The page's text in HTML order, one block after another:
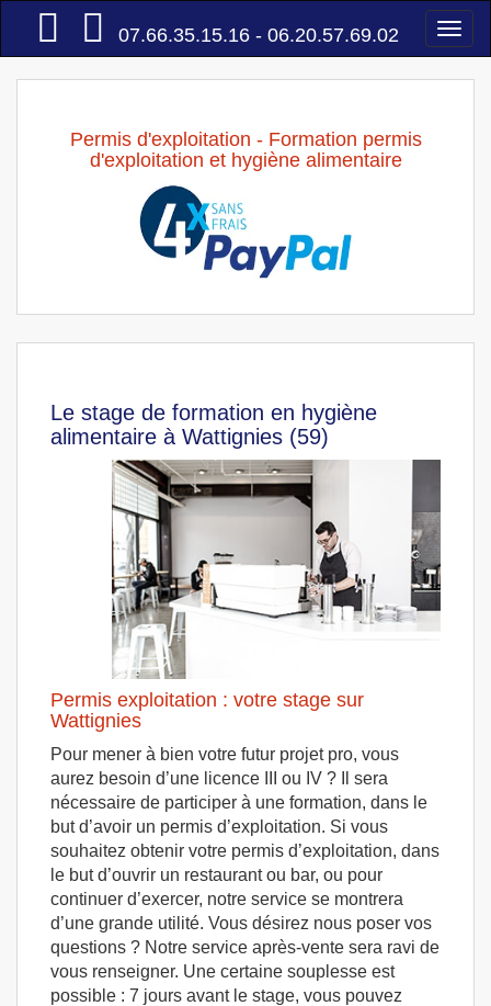
Accueil
07.66.35.15.16 - 06.20.57.69.02
Permis d'exploitation - Formation permis
d'exploitation et hygiène alimentaire
Le stage de formation en hygiène
alimentaire à Wattignies (59)
Permis exploitation : votre stage sur
Wattignies
Pour mener à bien votre futur projet pro, vous
aurez besoin d’une licence III ou IV ? Il sera
nécessaire de participer à une formation, dans le
but d’avoir un permis d’exploitation. Si vous
souhaitez obtenir votre permis d’exploitation, dans
le but d’ouvrir un restaurant ou bar, ou pour
continuer d’exercer, notre service se montrera
d’une grande utilité. Vous désirez nous poser vos
questions ? Notre service après-vente sera ravi de
vous renseigner. Une certaine souplesse est
possible : 7 jours avant le stage, vous pouvez